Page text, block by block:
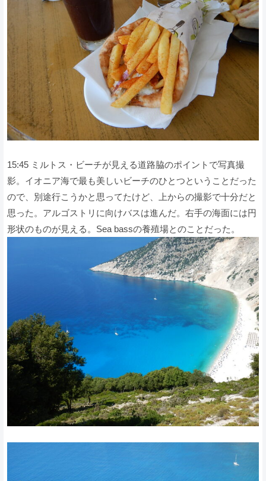
15:45 ミルトス・ビーチが見える道路脇のポイントで写真撮
影。イオニア海で最も美しいビーチのひとつということだった
ので、別途行こうかと思ってたけど、上からの撮影で十分だと
思った。アルゴストリに向けバスは進んだ。右手の海面には円
形状のものが見える。Sea bassの養殖場とのことだった。